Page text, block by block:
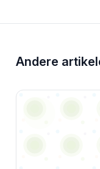
Andere